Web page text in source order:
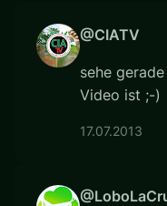
@CIATV
sehe
Video ist ;-)
17.07.2013